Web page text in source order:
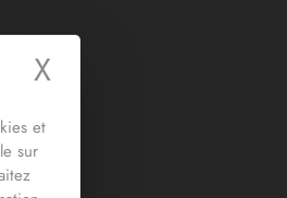
et
sur
X